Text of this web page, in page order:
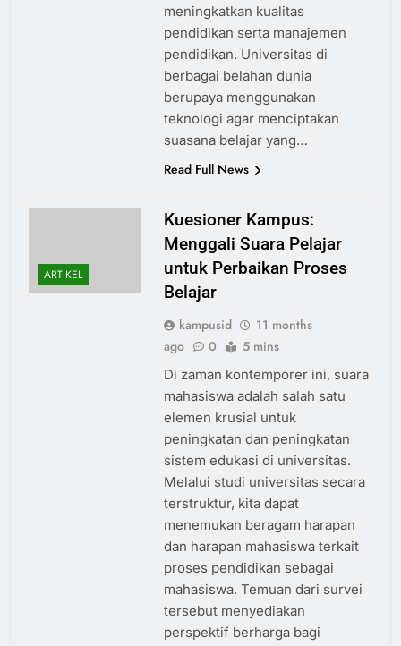
meningkatkan kualitas
pendidikan serta manajemen
pendidikan. Universitas di
berbagai belahan dunia
berupaya menggunakan
teknologi agar menciptakan
suasana belajar yang…
Read Full News
ARTIKEL
Kuesioner Kampus:
Menggali Suara Pelajar
untuk Perbaikan Proses
Belajar
kampusid
11 months
ago
0 5 mins
Di zaman kontemporer ini, suara
mahasiswa adalah salah satu
elemen krusial untuk
peningkatan dan peningkatan
sistem edukasi di universitas.
Melalui studi universitas secara
terstruktur, kita dapat
menemukan beragam harapan
dan harapan mahasiswa terkait
proses pendidikan sebagai
mahasiswa. Temuan dari survei
tersebut menyediakan
perspektif berharga bagi